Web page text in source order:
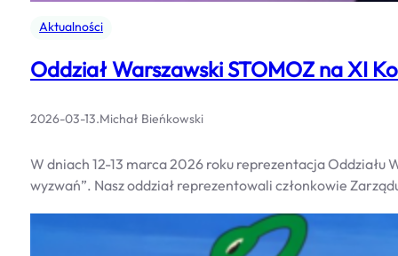
Aktualności
Oddział Warszawski STOMOZ na XI
2026-03-13.Michał Bieńkowski
W dniach 12-13 marca 2026 roku reprezentacja
wyzwań”. Nasz oddział reprezentowali członkowie